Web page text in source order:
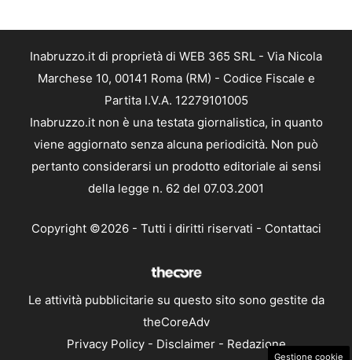
Inabruzzo.it di proprietà di WEB 365 SRL - Via Nicola
Marchese 10, 00141 Roma (RM) - Codice Fiscale e
Partita I.V.A. 12279101005
Inabruzzo.it non è una testata giornalistica, in quanto
viene aggiornato senza alcuna periodicità. Non può
pertanto considerarsi un prodotto editoriale ai sensi
della legge n. 62 del 07.03.2001
Copyright ©2026 - Tutti i diritti riservati - Contattaci
Le attività pubblicitarie su questo sito sono gestite da
theCoreAdv
Privacy Policy- Disclaimer- Redazione
Gestione cookie